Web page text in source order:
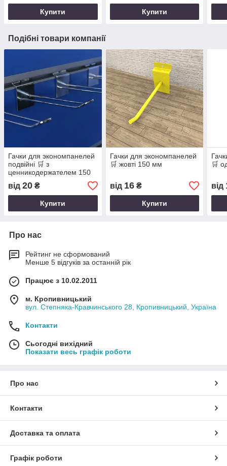
Купити Купити
Подібні товари компанії
Гачки для экономпанелей
подвійні 🛒 з
ценникодержателем 150
від 20 ₴
Купити
Гачки для экономпанелей
🛒 жовті 150 мм
від 16₴
Купити
🛒
від
Про нас
Рейтинг не сформований
Менше 5 відгуків за останній рік
Працює з 10.02.2011
м. Кропивницький
вул. Степняка-Кравчинського 28, Кропивницький, Україна
Контакти
Сьогодні вихідний
Показати весь графік роботи
Про нас
Контакти
Доставка та оплата
Графік роботи